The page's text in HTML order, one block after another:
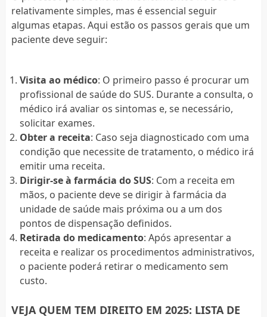
relativamente simples, mas é essencial seguir
algumas etapas. Aqui estão os passos gerais que um
paciente deve seguir:
Visita ao médico: O primeiro passo é procurar um
profissional de saúde do SUS. Durante a consulta, o
médico irá avaliar os sintomas e, se necessário,
solicitar exames.
Obter a receita: Caso seja diagnosticado com uma
condição que necessite de tratamento, o médico irá
emitir uma receita.
Dirigir-se à farmácia do SUS: Com a receita em
mãos, o paciente deve se dirigir à farmácia da
unidade de saúde mais próxima ou a um dos
pontos de dispensação definidos.
Retirada do medicamento: Após apresentar a
receita e realizar os procedimentos administrativos,
o paciente poderá retirar o medicamento sem
custo.
VEJA QUEM TEM DIREITO EM 2025: LISTA DE